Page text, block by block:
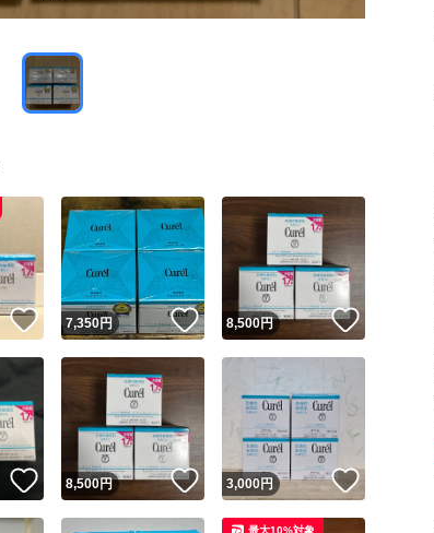
いいね！
7,350円 いいね！
8,500円
いいね！
8,500円 いいね！
3,000円 いいね！
最大10%対象